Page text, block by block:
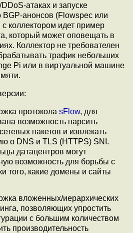
атаках и запуске
анонсов (Flowspec или
коллектором идет пример
который может оповещать в
Коллектор не требователен
трафик небольших
Pi или в виртуальной машине
протокола sFlow, для
возможность парсить
пакетов и извлекать
о DNS и TLS (HTTPS) SNI.
датацентров могут
возможность для борьбы с
того, какие домены и сайты
вложенных/иерархических
позволяющих упростить
с большим количеством
производительность